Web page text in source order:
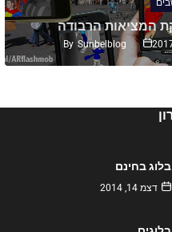
המציאות הרבודה
By Sunbelblog
בלוג בחינם
דצמ 14, 2014